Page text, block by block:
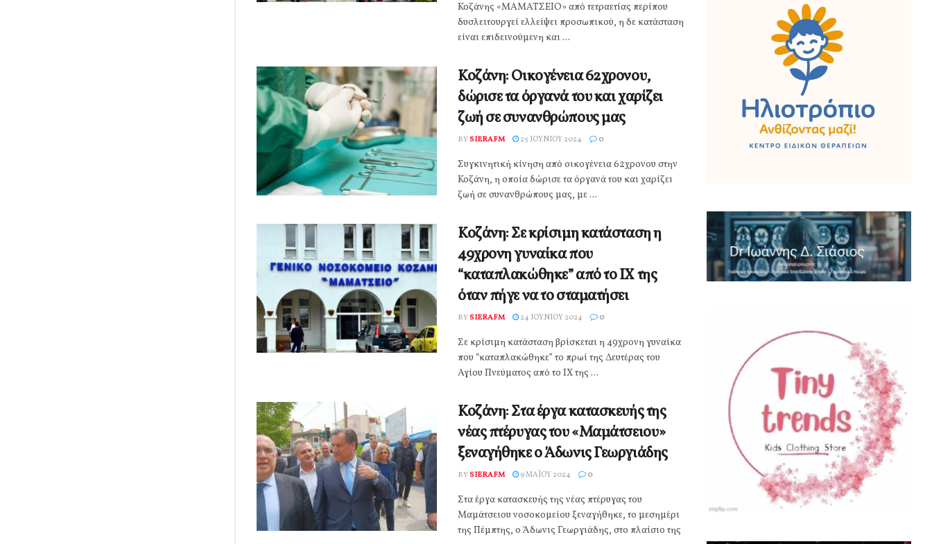
Κοζάνης «ΜΑΜΑΤΣΕΙΟ» από τετραετίας περίπου
δυσλειτουργεί ελλείψει προσωπικού, η δε κατάσταση
είναι επιδεινούμενη και ...
Κοζάνη: Οικογένεια 62χρονου,
δώρισε τα όργανά του και χαρίζει
ζωή σε συνανθρώπους μας
BYSIERAFM 25 ΙΟΥΝΊΟΥ 2024 0
Συγκινητική κίνηση από οικογένεια 62χρονου στην
Κοζάνη, η οποία δώρισε τα όργανά του και χαρίζει
ζωή σε συνανθρώπους μας, με ...
Κοζάνη: Σε κρίσιμη κατάσταση η
49χρονη γυναίκα που
“καταπλακώθηκε” από το ΙΧ της
όταν πήγε να το σταματήσει
BYSIERAFM 24 ΙΟΥΝΊΟΥ 2024 0
Σε κρίσιμη κατάσταση βρίσκεται η 49χρονη γυναίκα
που “καταπλακώθηκε” το πρωί της Δευτέρας του
Αγίου Πνεύματος από το ΙΧ της ...
Κοζάνη: Στα έργα κατασκευής της
νέας πτέρυγας του «Μαμάτσειου»
ξεναγήθηκε ο Άδωνις Γεωργιάδης
BYSIERAFM 9 ΜΑΪ́ΟΥ 2024 0
Στα έργα κατασκευής της νέας πτέρυγας του
Μαμάτσειου νοσοκομείου ξεναγήθηκε, το μεσημέρι
της Πέμπτης, ο Άδωνις Γεωργιάδης, στο πλαίσιο της